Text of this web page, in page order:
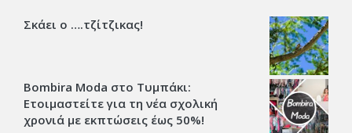
Σκάει ο ….τζίτζικας!
Bombira Moda στο Τυμπάκι:
Ετοιμαστείτε για τη νέα σχολική
χρονιά με εκπτώσεις έως 50%!